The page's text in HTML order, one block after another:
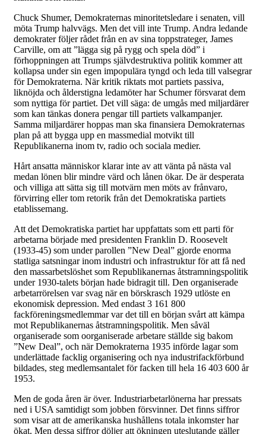
Chuck Shumer, Demokraternas minoritetsledare i senaten, vill
möta Trump halvvägs. Men det vill inte Trump. Andra ledande
demokrater följer rådet från en av sina toppstrateger, James
Carville, om att ”lägga sig på rygg och spela död” i
förhoppningen att Trumps självdestruktiva politik kommer att
kollapsa under sin egen impopulära tyngd och leda till valsegrar
för Demokraterna. När kritik riktats mot partiets passiva,
liknöjda och ålderstigna ledamöter har Schumer försvarat dem
som nyttiga för partiet. Det vill säga: de umgås med miljardärer
som kan tänkas donera pengar till partiets valkampanjer.
Samma miljardärer hoppas man ska finansiera Demokraternas
plan på att bygga upp en massmedial motvikt till
Republikanerna inom tv, radio och sociala medier.
Hårt ansatta människor klarar inte av att vänta på nästa val
medan lönen blir mindre värd och lånen ökar. De är desperata
och villiga att sätta sig till motvärn men möts av frånvaro,
förvirring eller tom retorik från det Demokratiska partiets
etablissemang.
Att det Demokratiska partiet har uppfattats som ett parti för
arbetarna började med presidenten Franklin D. Roosevelt
(1933-45) som under parollen ”New Deal” gjorde enorma
statliga satsningar inom industri och infrastruktur för att få ned
den massarbetslöshet som Republikanernas åtstramningspolitik
under 1930-talets början hade bidragit till. Den organiserade
arbetarrörelsen var svag när en börskrasch 1929 utlöste en
ekonomisk depression. Med endast 3 161 800
fackföreningsmedlemmar var det till en början svårt att kämpa
mot Republikanernas åtstramningspolitik. Men såväl
organiserade som oorganiserade arbetare ställde sig bakom
”New Deal”, och när Demokraterna 1935 införde lagar som
underlättade facklig organisering och nya industrifackförbund
bildades, steg medlemsantalet för facken till hela 16 403 600 år
1953.
Men de goda åren är över. Industriarbetarlönerna har pressats
ned i USA samtidigt som jobben försvinner. Det finns siffror
som visar att de amerikanska hushållens totala inkomster har
ökat. Men dessa siffror döljer att ökningen uteslutande gäller